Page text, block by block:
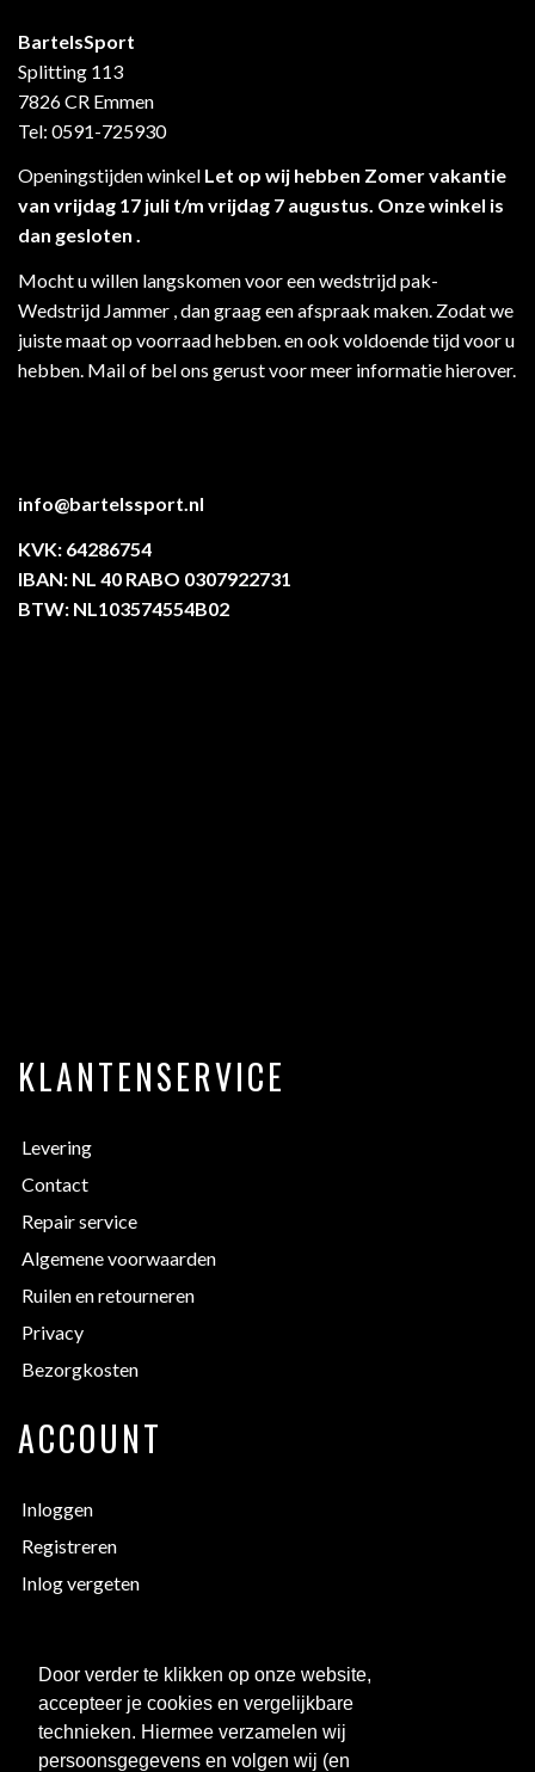
Door verder te klikken op onze website,
accepteer je cookies en vergelijkbare
technieken. Hiermee verzamelen wij
persoonsgegevens en volgen wij (en
BartelsSport
Splitting 113
7826 CR Emmen
Tel: 0591-725930
Openingstijden winkel Let op wij hebben Zomer vakantie
van vrijdag 17 juli t/m vrijdag 7 augustus. Onze winkel is
dan gesloten .
Mocht u willen langskomen voor een wedstrijd pak-
Wedstrijd Jammer , dan graag een afspraak maken. Zodat we
juiste maat op voorraad hebben. en ook voldoende tijd voor u
hebben. Mail of bel ons gerust voor meer informatie hierover.
info@bartelssport.nl
KVK: 64286754
IBAN: NL 40 RABO 0307922731
BTW: NL103574554B02
KLANTENSERVICE
Levering
Contact
Repair service
Algemene voorwaarden
Ruilen en retourneren
Privacy
Bezorgkosten
ACCOUNT
Inloggen
Registreren
Inlog vergeten
Bedrukken
Maattabellen